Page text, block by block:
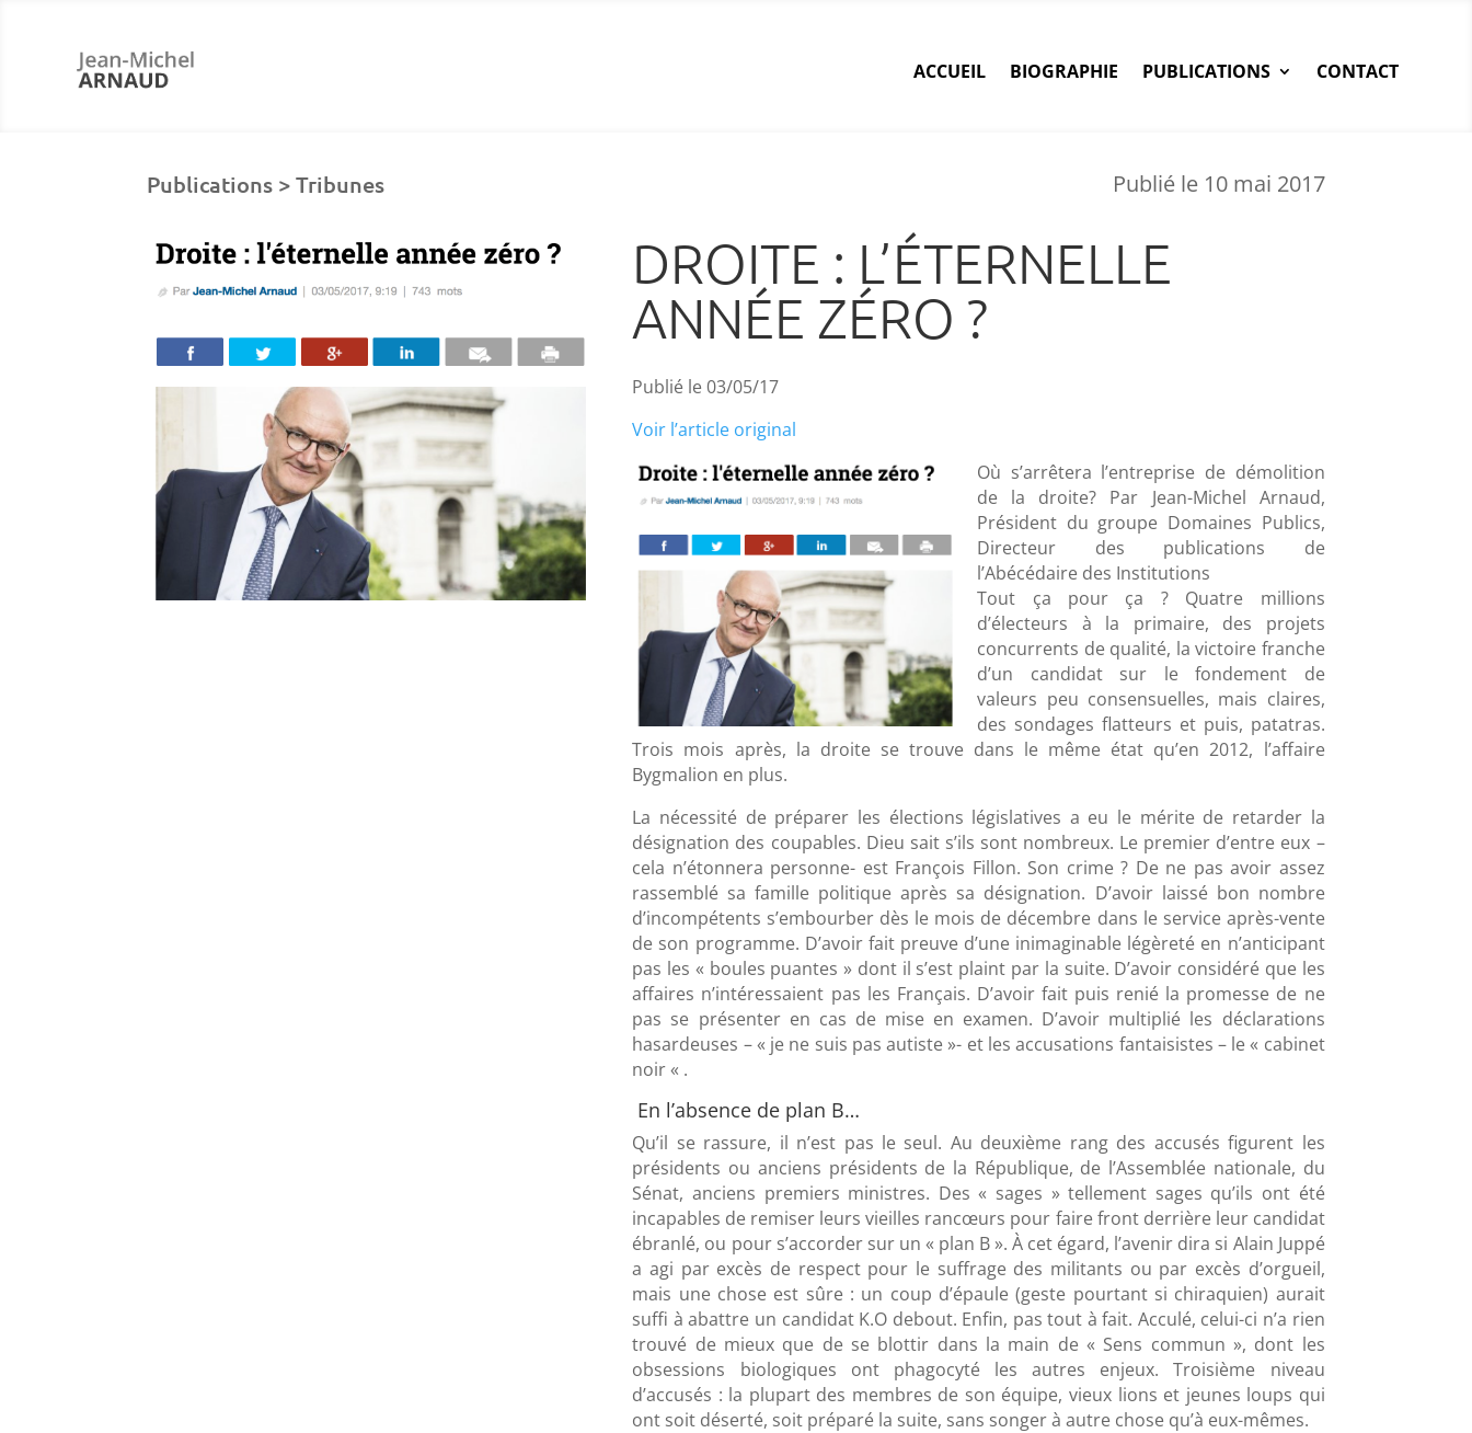
ACCUEIL BIOGRAPHIE PUBLICATIONS CONTACT
Publications > Tribunes Publié le 10 mai 2017
DROITE : L’ÉTERNELLE
ANNÉE ZÉRO ?
Publié le 03/05/17
Voir l’article original
Où s’arrêtera l’entreprise de démolition
de la droite? Par Jean-Michel Arnaud,
Président du groupe Domaines Publics,
Directeur des publications de
l’Abécédaire des Institutions
Tout ça pour ça ? Quatre millions
d’électeurs à la primaire, des projets
concurrents de qualité, la victoire franche
d’un candidat sur le fondement de
valeurs peu consensuelles, mais claires,
des sondages flatteurs et puis, patatras.
Trois mois après, la droite se trouve dans le même état qu’en 2012, l’affaire
Bygmalion en plus.
La nécessité de préparer les élections législatives a eu le mérite de retarder la
désignation des coupables. Dieu sait s’ils sont nombreux. Le premier d’entre eux –
cela n’étonnera personne- est François Fillon. Son crime ? De ne pas avoir assez
rassemblé sa famille politique après sa désignation. D’avoir laissé bon nombre
d’incompétents s’embourber dès le mois de décembre dans le service après-vente
de son programme. D’avoir fait preuve d’une inimaginable légèreté en n’anticipant
pas les « boules puantes » dont il s’est plaint par la suite. D’avoir considéré que les
affaires n’intéressaient pas les Français. D’avoir fait puis renié la promesse de ne
pas se présenter en cas de mise en examen. D’avoir multiplié les déclarations
hasardeuses – « je ne suis pas autiste »- et les accusations fantaisistes – le « cabinet
noir « .
En l’absence de plan B…
Qu’il se rassure, il n’est pas le seul. Au deuxième rang des accusés figurent les
présidents ou anciens présidents de la République, de l’Assemblée nationale, du
Sénat, anciens premiers ministres. Des « sages » tellement sages qu’ils ont été
incapables de remiser leurs vieilles rancœurs pour faire front derrière leur candidat
ébranlé, ou pour s’accorder sur un « plan B ». À cet égard, l’avenir dira si Alain Juppé
a agi par excès de respect pour le suffrage des militants ou par excès d’orgueil,
mais une chose est sûre : un coup d’épaule (geste pourtant si chiraquien) aurait
suffi à abattre un candidat K.O debout. Enfin, pas tout à fait. Acculé, celui-ci n’a rien
trouvé de mieux que de se blottir dans la main de « Sens commun », dont les
obsessions biologiques ont phagocyté les autres enjeux. Troisième niveau
d’accusés : la plupart des membres de son équipe, vieux lions et jeunes loups qui
ont soit déserté, soit préparé la suite, sans songer à autre chose qu’à eux-mêmes.